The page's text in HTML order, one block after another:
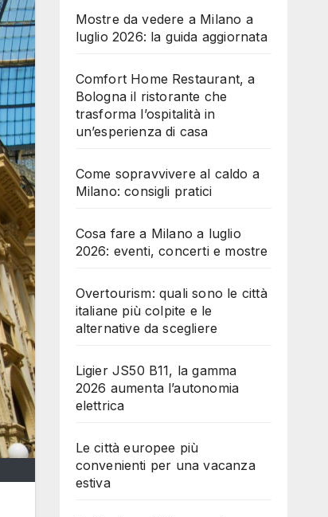
Mostre da vedere a Milano a
luglio 2026: la guida aggiornata
Comfort Home Restaurant, a
Bologna il ristorante che
trasforma l’ospitalità in
un’esperienza di casa
Come sopravvivere al caldo a
Milano: consigli pratici
Cosa fare a Milano a luglio
2026: eventi, concerti e mostre
Overtourism: quali sono le città
italiane più colpite e le
alternative da scegliere
Ligier JS50 B11, la gamma
2026 aumenta l’autonomia
elettrica
Le città europee più
convenienti per una vacanza
estiva